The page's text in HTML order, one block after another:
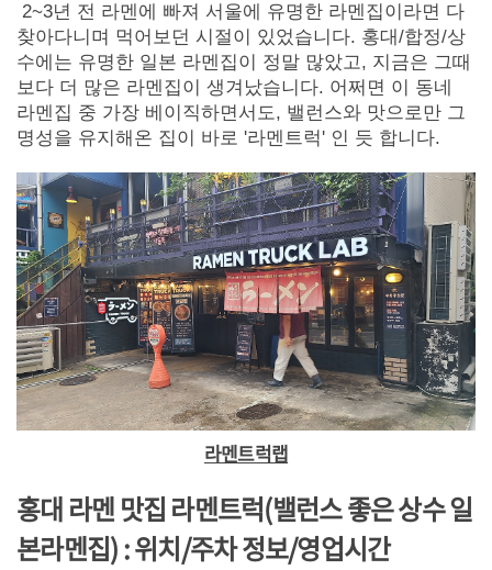
2~3년 전 라멘에 빠져 서울에 유명한 라멘집이라면 다
찾아다니며 먹어보던 시절이 있었습니다. 홍대/합정/상
수에는 유명한 일본 라멘집이 정말 많았고, 지금은 그때
보다 더 많은 라멘집이 생겨났습니다. 어쩌면 이 동네
라멘집 중 가장 베이직하면서도, 밸런스와 맛으로만 그
명성을 유지해온 집이 바로 '라멘트럭' 인 듯 합니다.
라멘트럭랩
홍대 라멘 맛집 라멘트럭(밸런스 좋은 상수 일
본라멘집): 위치/주차 정보/영업시간